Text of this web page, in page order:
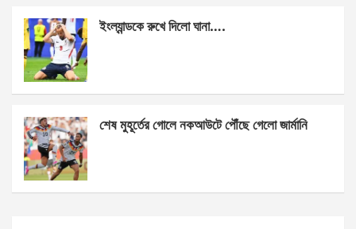
ইংল্যান্ডকে রুখে দিলো ঘানা….
শেষ মুহূর্তের গোলে নকআউটে পৌঁছে গেলো জার্মানি